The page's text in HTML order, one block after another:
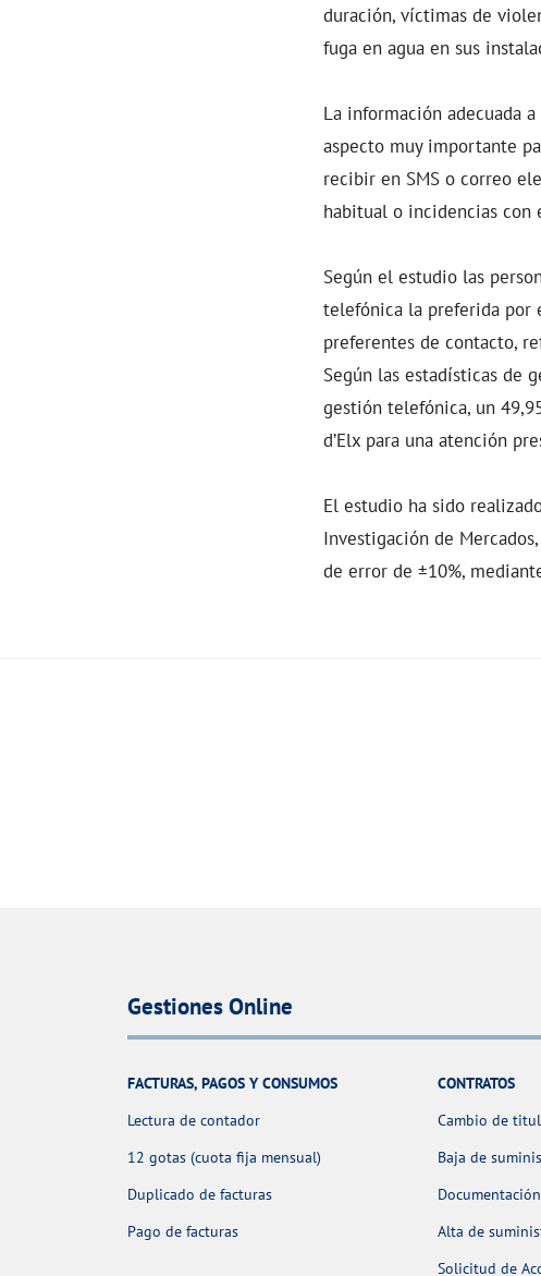
duración, víctimas de
fuga en agua en sus
La información adecuada
aspecto muy importante
recibir en SMS o correo
habitual o incidencias con
Según el estudio las
telefónica la preferida por
preferentes de contacto,
Según las estadísticas de
gestión telefónica, un
d’Elx para una atención
El estudio ha sido
Investigación de
de error de ±10%,
Gestiones Online
FACTURAS, PAGOS Y CONSUMOS
Lectura de contador
12 gotas (cuota fija mensual)
Duplicado de facturas
Pago de facturas
CONTRATOS
Cambio de
Baja de
Alta de
Solicitud de